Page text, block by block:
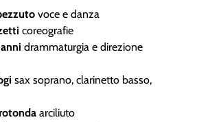
voce e danza
coreografie
drammaturgia e direzione
sax soprano, clarinetto basso,
arciliuto